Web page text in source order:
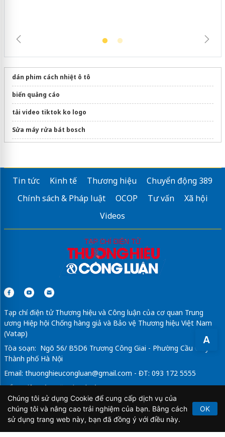
A
dán phim cách nhiệt ô tô
biển quảng cáo
tải video tiktok ko logo
Sửa máy rửa bát bosch
Tin tức Kinh tế Thương hiệu
Chuyển động 389
Chính sách & Pháp luật
OCOP Tư vấn
Xã hội
Videos
Tạp chí điện tử Thương hiệu và Công luận của cơ quan Trung
ương Hiệp hội Chống hàng giả và Bảo vệ Thương hiệu Việt Nam
(Vatap)
Tòa soạn: Ngõ 56/ B5D6 Trương Công Giai - Phường Cầu Giấy -
Thành phố Hà Nội
Email: thuonghieucongluan@gmail.com - ĐT: 093 172 5555
Tổng Biên Tập: Vũ Đức Thuận
Giấy phép hoạt động báo chí điện tử số 64/GP-BTTTT do Bộ
Thông tin và Truyền thông cấp ngày 21/2/2020.
Chúng tôi sử dụng Cookie để cung cấp dịch vụ của
chúng tôi và nâng cao trải nghiệm của bạn. Bằng cách
sử dụng trang web này, bạn đã đồng ý với điều này.
OK